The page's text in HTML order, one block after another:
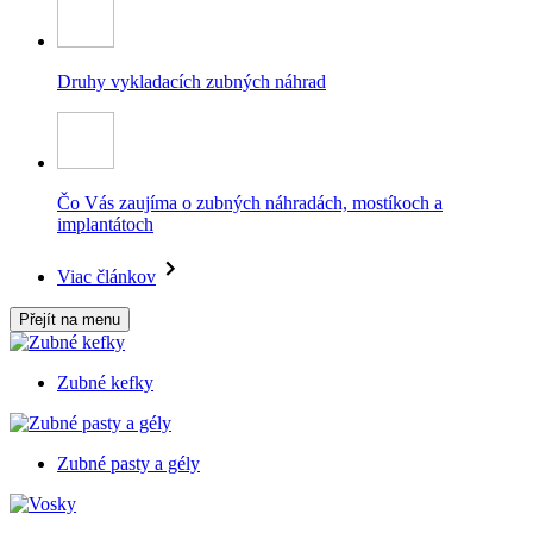
Druhy vykladacích zubných náhrad
Čo Vás zaujíma o zubných náhradách, mostíkoch a
implantátoch
Viac článkov
Přejít na menu
Zubné kefky
Zubné pasty a gély